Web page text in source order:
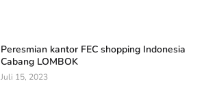
Peresmian kantor FEC shopping Indonesia
Cabang LOMBOK
Juli 15, 2023